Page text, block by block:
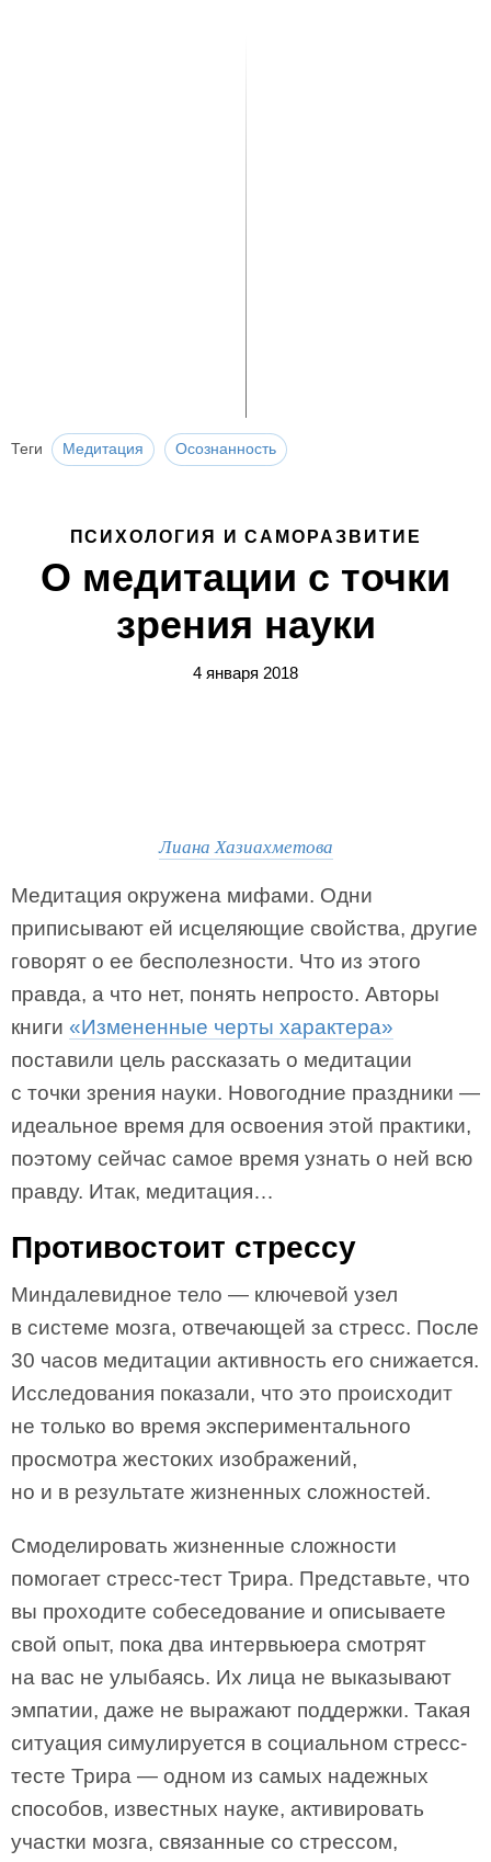
Теги Медитация Осознанность
ПСИХОЛОГИЯ И САМОРАЗВИТИЕ
О медитации с точки
зрения науки
4 января 2018
Лиана Хазиахметова
Медитация окружена мифами. Одни
приписывают ей исцеляющие свойства, другие
говорят о ее бесполезности. Что из этого
правда, а что нет, понять непросто. Авторы
книги «Измененные черты характера»
поставили цель рассказать о медитации
с точки зрения науки. Новогодние праздники —
идеальное время для освоения этой практики,
поэтому сейчас самое время узнать о ней всю
правду. Итак, медитация…
Противостоит стрессу
Миндалевидное тело — ключевой узел
в системе мозга, отвечающей за стресс. После
30 часов медитации активность его снижается.
Исследования показали, что это происходит
не только во время экспериментального
просмотра жестоких изображений,
но и в результате жизненных сложностей.
Смоделировать жизненные сложности
помогает стресс-тест Трира. Представьте, что
вы проходите собеседование и описываете
свой опыт, пока два интервьюера смотрят
на вас не улыбаясь. Их лица не выказывают
эмпатии, даже не выражают поддержки. Такая
ситуация симулируется в социальном стресс-
тесте Трира — одном из самых надежных
способов, известных науке, активировать
участки мозга, связанные со стрессом,